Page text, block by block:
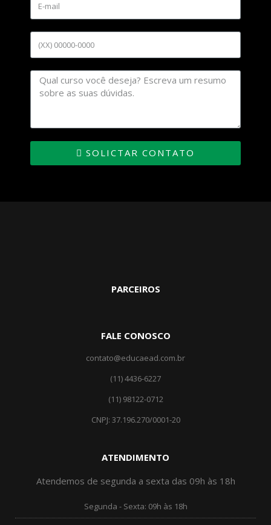
SOLICTAR CONTATO
PARCEIROS
FALE CONOSCO
contato@educaead.com.br
(11) 4436-6227
(11) ‎98122-0712
CNPJ: 37.196.270/0001-20
ATENDIMENTO
Atendemos de segunda a sexta das 09h às 18h
Segunda - Sexta: 09h às 18h